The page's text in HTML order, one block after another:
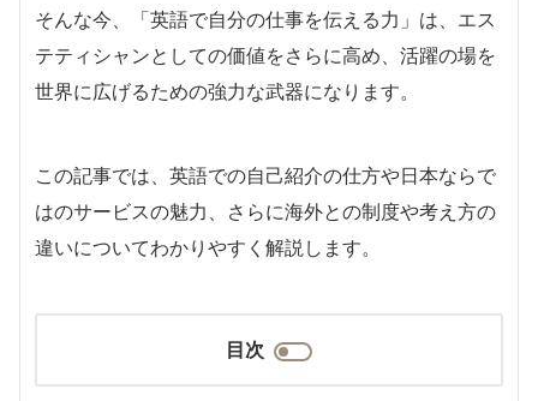
そんな今、「英語で自分の仕事を伝える力」は、エス
テティシャンとしての価値をさらに高め、活躍の場を
世界に広げるための強力な武器になります。
この記事では、英語での自己紹介の仕方や日本ならで
はのサービスの魅力、さらに海外との制度や考え方の
違いについてわかりやすく解説します。
目次